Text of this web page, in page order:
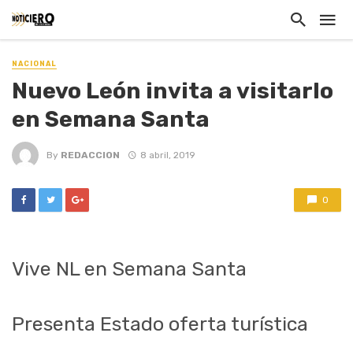
NACIONAL
Nuevo León invita a visitarlo
en Semana Santa
By REDACCION 8 abril, 2019
0
Vive NL en Semana Santa
Presenta Estado oferta turística